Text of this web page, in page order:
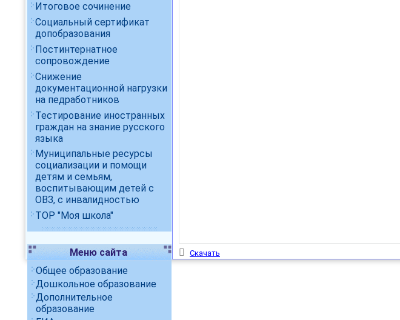
Итоговое сочинение
Социальный сертификат
допобразования
Постинтернатное
сопровождение
Снижение
документационной нагрузки
на педработников
Тестирование иностранных
граждан на знание русского
языка
Муниципальные ресурсы
социализации и помощи
детям и семьям,
воспитывающим детей с
ОВЗ, с инвалидностью
ТОР "Моя школа"
Меню сайта
Общее образование
Дошкольное образование
Дополнительное
образование
Скачать